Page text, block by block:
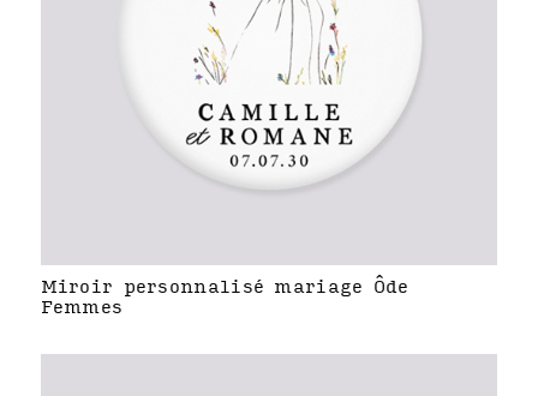
Miroir personnalisé mariage Ôde
Femmes